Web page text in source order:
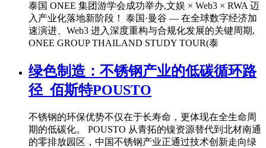
泰国 ONEE 集团游学会成功举办,文娱 × Web3 × RWA 迈
入产业化落地新阶段！ 泰国·曼谷 — 在全球数字经济加
速演进、Web3 进入深度重构与合规化发展的关键周期,
ONEE GROUP THAILAND STUDY TOUR(泰
绿色制造：不锈钢产业的低碳循环路
径_佰斯特POUSTO
不锈钢的环保优势不仅在于长寿命，更体现在全生命周
期的低碳化。 POUSTO 从青拓的镍资源替代到北材南通
的零排放园区，中国不锈钢产业正通过技术创新走向绿